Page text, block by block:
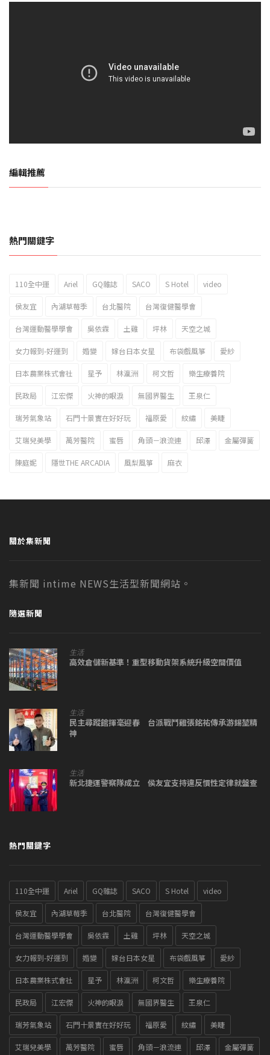
編輯推薦
2023新北市北海岸國際風箏節「風在石起」霸氣回歸
熱門關鍵字
110全中運 Ariel GQ雜誌 SACO S Hotel video
侯友宜 內湖草莓季 台北醫院 台灣復健醫學會
台灣運動醫學學會 吳依霖 土雞 坪林 天空之城
女力報到-好運到 婚變 嫁台日本女星 布袋戲風箏 愛紗
日本農業株式會社 星予 林瀛洲 柯文哲 樂生療養院
民政局 江宏傑 火神的眼淚 無國界醫生 王泉仁
瑞芳氣象站 石門十景實在好好玩 福原愛 紋繡 美睫
艾瑞兒美學 萬芳醫院 蜜唇 角頭－浪流連 邱澤 金屬彈簧
陳庭妮 隱世THE ARCADIA 風梨風箏 麻衣
關於集新聞
集新聞 intime NEWS生活型新聞網站。
隨選新聞
生活
高效倉儲新基準！重型移動貨架系統升級空間價值
生活
民主尋蹤館揮毫迎春 台派戰鬥雞張銘祐傳承游錫堃精
神
生活
新北捷運警察隊成立 侯友宜支持違反慣性定律就盤查
熱門關鍵字
110全中運 Ariel GQ雜誌 SACO S Hotel video
侯友宜 內湖草莓季 台北醫院 台灣復健醫學會
台灣運動醫學學會 吳依霖 土雞 坪林 天空之城
女力報到-好運到 婚變 嫁台日本女星 布袋戲風箏 愛紗
日本農業株式會社 星予 林瀛洲 柯文哲 樂生療養院
民政局 江宏傑 火神的眼淚 無國界醫生 王泉仁
瑞芳氣象站 石門十景實在好好玩 福原愛 紋繡 美睫
艾瑞兒美學 萬芳醫院 蜜唇 角頭－浪流連 邱澤 金屬彈簧